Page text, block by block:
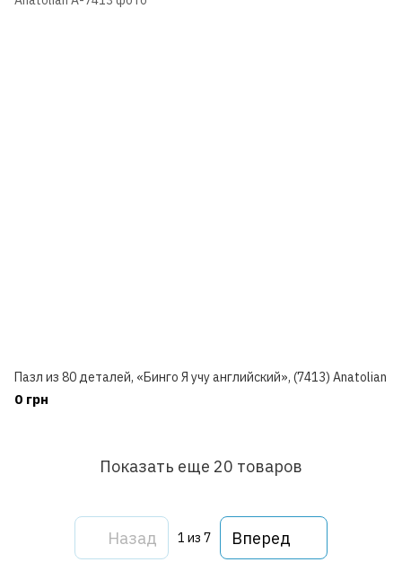
Пазл из 80 деталей, «Бинго Я учу английский», (7413) Anatolian
0 грн
Показать еще 20 товаров
Назад 1 из 7 Вперед